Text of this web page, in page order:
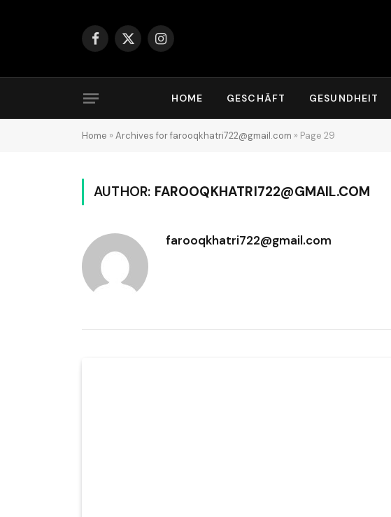
Facebook
X
Instagram
HOME GESCHÄFT GESUNDHEIT
Home » Archives for farooqkhatri722@gmail.com » Page 29
AUTHOR: FAROOQKHATRI722@GMAIL.COM
farooqkhatri722@gmail.com